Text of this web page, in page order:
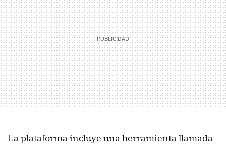
La plataforma incluye una herramienta llamada